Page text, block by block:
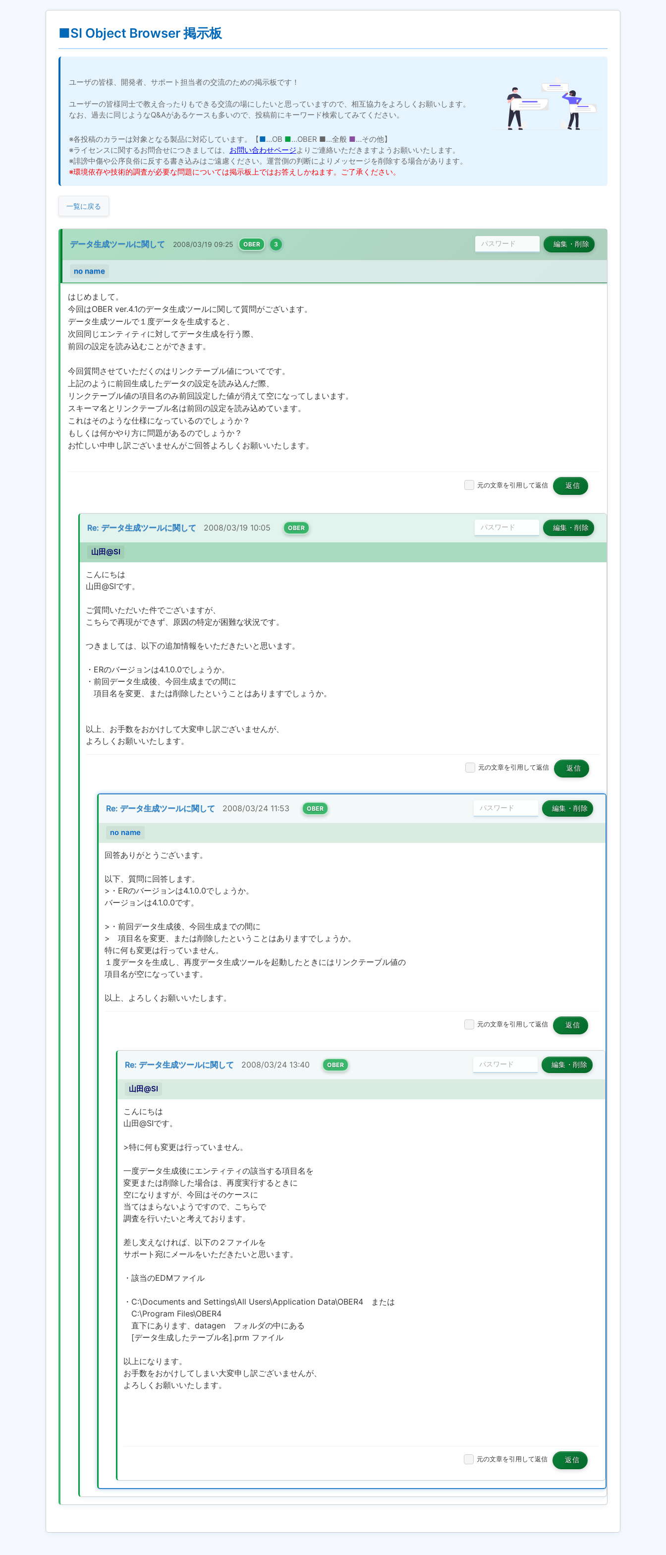
■SI Object Browser 掲示板
ユーザの皆様、開発者、サポート担当者の交流のための掲示板です！
ユーザーの皆様同士で教え合ったりもできる交流の場にしたいと思っていますので、相互協力をよろしくお願いします。
なお、過去に同じようなQ&Aがあるケースも多いので、投稿前にキーワード検索してみてください。
※各投稿のカラーは対象となる製品に対応しています。【■…OB ■…OBER ■…全般 ■…その他】
※ライセンスに関するお問合せにつきましては、 お問い合わせページよりご連絡いただきますようお願いいたします。
※誹謗中傷や公序良俗に反する書き込みはご遠慮ください。運営側の判断によりメッセージを削除する場合があります。
※環境依存や技術的調査が必要な問題については掲示板上ではお答えしかねます。ご了承ください。
一覧に戻る
データ生成ツールに関して 2008/03/19 09:25 OBER 3 編集・削除
no name
はじめまして。
今回はOBER ver.4.1のデータ生成ツールに関して質問がございます。
データ生成ツールで１度データを生成すると、
次回同じエンティティに対してデータ生成を行う際、
前回の設定を読み込むことができます。
今回質問させていただくのはリンクテーブル値についてです。
上記のように前回生成したデータの設定を読み込んだ際、
リンクテーブル値の項目名のみ前回設定した値が消えて空になってしまいます。
スキーマ名とリンクテーブル名は前回の設定を読み込めています。
これはそのような仕様になっているのでしょうか？
もしくは何かやり方に問題があるのでしょうか？
お忙しい中申し訳ございませんがご回答よろしくお願いいたします。
元の文章を引用して返信 返信
Re: データ生成ツールに関して 2008/03/19 10:05 OBER 編集・削除
山田@SI
こんにちは
山田@SIです。
ご質問いただいた件でございますが、
こちらで再現ができず、原因の特定が困難な状況です。
つきましては、以下の追加情報をいただきたいと思います。
・ERのバージョンは4.1.0.0でしょうか。
・前回データ生成後、今回生成までの間に
項目名を変更、または削除したということはありますでしょうか。
以上、お手数をおかけして大変申し訳ございませんが、
よろしくお願いいたします。
元の文章を引用して返信 返信
Re: データ生成ツールに関して 2008/03/24 11:53 OBER 編集・削除
no name
回答ありがとうございます。
以下、質問に回答します。
>・ERのバージョンは4.1.0.0でしょうか。
バージョンは4.1.0.0です。
>・前回データ生成後、今回生成までの間に
> 項目名を変更、または削除したということはありますでしょうか。
特に何も変更は行っていません。
１度データを生成し、再度データ生成ツールを起動したときにはリンクテーブル値の
項目名が空になっています。
以上、よろしくお願いいたします。
元の文章を引用して返信 返信
Re: データ生成ツールに関して 2008/03/24 13:40 OBER 編集・削除
山田@SI
こんにちは
山田@SIです。
>特に何も変更は行っていません。
一度データ生成後にエンティティの該当する項目名を
変更または削除した場合は、再度実行するときに
空になりますが、今回はそのケースに
当てはまらないようですので、こちらで
調査を行いたいと考えております。
差し支えなければ、以下の２ファイルを
サポート宛にメールをいただきたいと思います。
・該当のEDMファイル
・C:\Documents and Settings\All Users\Application Data\OBER4 または
C:\Program Files\OBER4
直下にあります、datagen フォルダの中にある
[データ生成したテーブル名].prm ファイル
以上になります。
お手数をおかけしてしまい大変申し訳ございませんが、
よろしくお願いいたします。
元の文章を引用して返信 返信